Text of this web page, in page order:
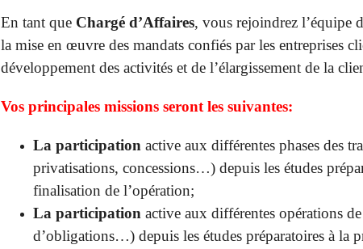
En tant que Chargé d’Affaires, vous rejoindrez l’équipe
la mise en œuvre des mandats confiés par les entreprises
développement des activités et de l’élargissement de la
Vos principales missions seront les suivantes:
La participation active aux différentes phases des
privatisations, concessions…) depuis les études
finalisation de l’opération;
La participation active aux différentes opérations
d’obligations…) depuis les études préparatoires à la